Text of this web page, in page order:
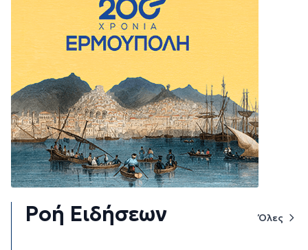
Ροή Ειδήσεων Όλες